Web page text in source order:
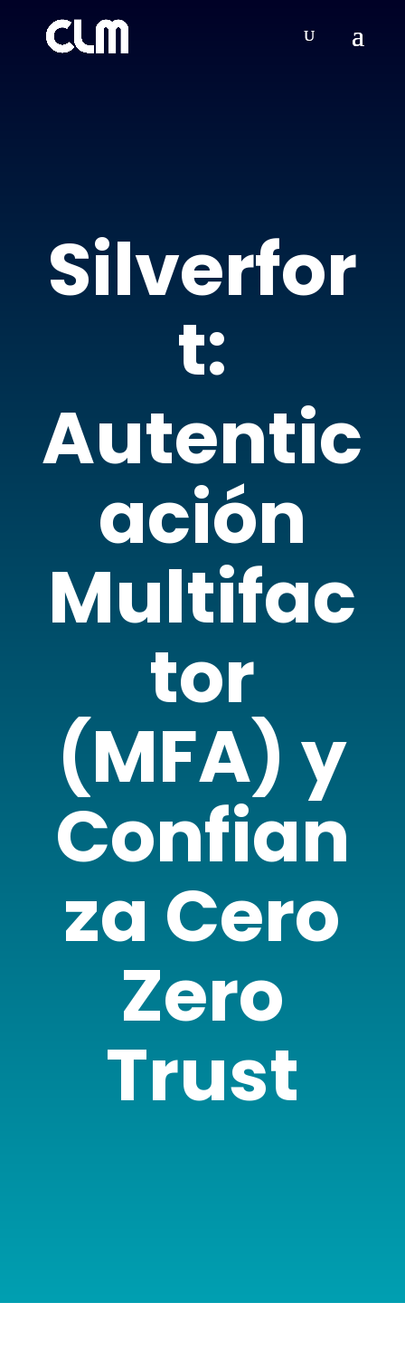
Silverfor
t:
Autentic
ación
Multifac
tor
(MFA) y
Confian
za Cero
Zero
Trust